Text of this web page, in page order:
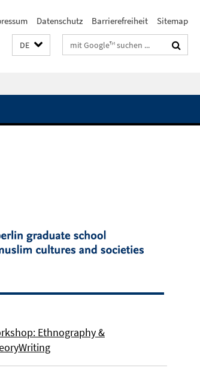
Datenschutz Barrierefreiheit Sitemap
DE Suchbegriffe
Ethnography &